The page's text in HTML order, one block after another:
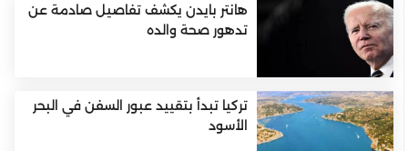
هانتر بايدن يكشف تفاصيل صادمة عن
تدهور صحة والده
تركيا تبدأ بتقييد عبور السفن في البحر
الأسود